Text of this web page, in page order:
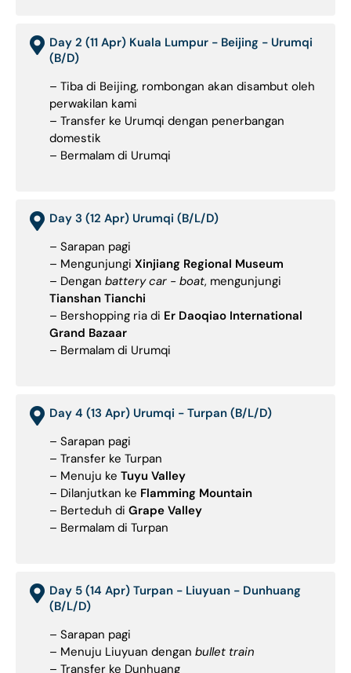
Day 2 (11 Apr) Kuala Lumpur - Beijing - Urumqi
(B/D)
– Tiba di Beijing, rombongan akan disambut oleh
perwakilan kami
– Transfer ke Urumqi dengan penerbangan
domestik
– Bermalam di Urumqi
Day 3 (12 Apr) Urumqi (B/L/D)
– Sarapan pagi
– Mengunjungi Xinjiang Regional Museum
– Dengan battery car - boat, mengunjungi
Tianshan Tianchi
– Bershopping ria di Er Daoqiao International
Grand Bazaar
– Bermalam di Urumqi
Day 4 (13 Apr) Urumqi - Turpan (B/L/D)
– Sarapan pagi
– Transfer ke Turpan
– Menuju ke Tuyu Valley
– Dilanjutkan ke Flamming Mountain
– Berteduh di Grape Valley
– Bermalam di Turpan
Day 5 (14 Apr) Turpan - Liuyuan - Dunhuang
(B/L/D)
– Sarapan pagi
– Menuju Liuyuan dengan bullet train
– Transfer ke Dunhuang